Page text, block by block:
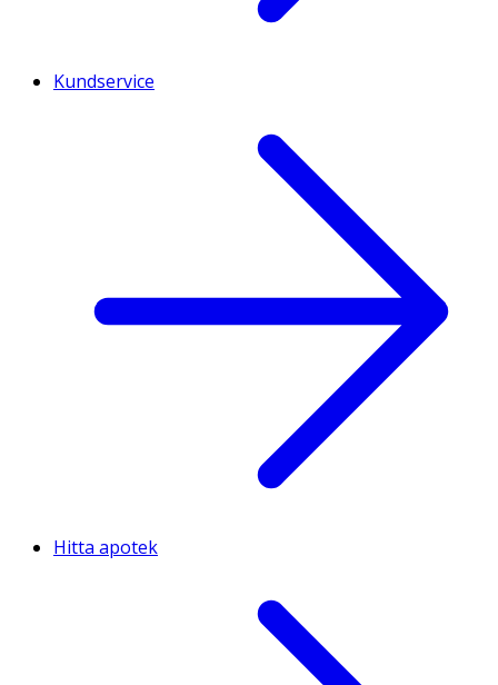
Kundservice
Hitta apotek